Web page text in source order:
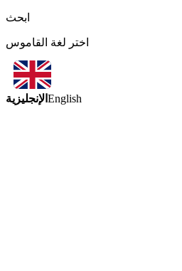
ابحث
اختر لغة القاموس
الإنجليزية English